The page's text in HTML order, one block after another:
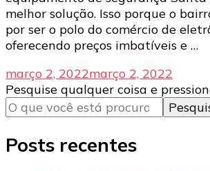
melhor solução. Isso porque o
por ser o polo do comércio de
oferecendo preços imbatíveis e …
março 2, 2022março 2, 2022
Procurando
algo?
Pesquise qualquer coisa e
Posts recentes